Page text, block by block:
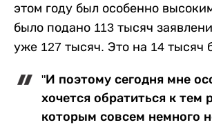
этом году был особенно
было подано 113 тысяч
уже 127 тысяч. Это на 14 тысяч
"И поэтому сегодня мне
хочется обратиться к тем
которым совсем немного